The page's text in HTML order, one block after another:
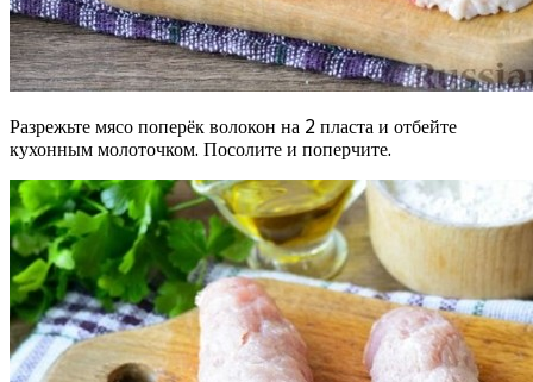
Разрежьте мясо поперёк волокон на 2 пласта и отбейте
кухонным молоточком. Посолите и поперчите.